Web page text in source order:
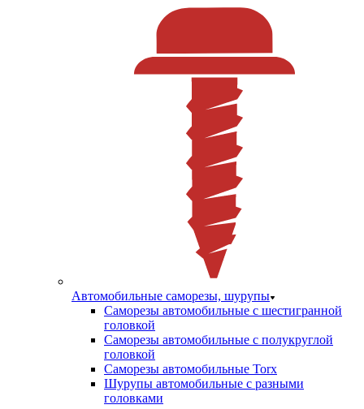
Автомобильные саморезы, шурупы
Саморезы автомобильные с шестигранной
головкой
Саморезы автомобильные с полукруглой
головкой
Саморезы автомобильные Torx
Шурупы автомобильные с разными
головками